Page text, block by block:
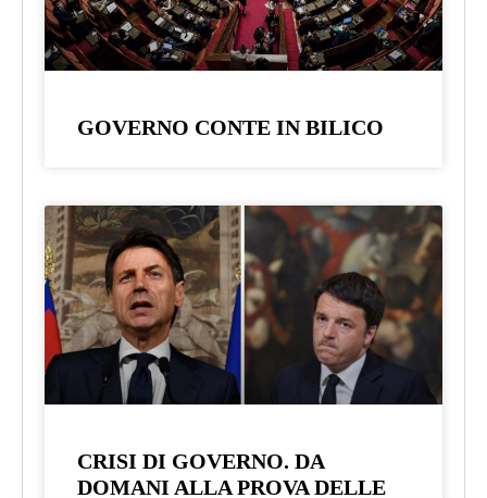
GOVERNO CONTE IN BILICO
CRISI DI GOVERNO. DA
DOMANI ALLA PROVA DELLE